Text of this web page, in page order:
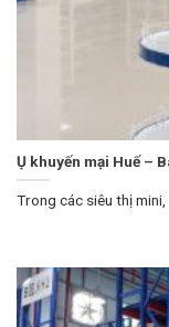
Ụ khuyến mại Huế –
Trong các siêu thị mini,